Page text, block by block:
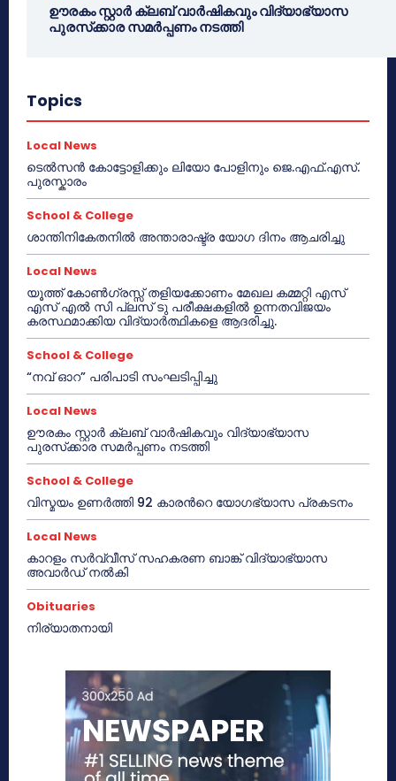
ഊരകം സ്റ്റാർ ക്ലബ് വാർഷികവും വിദ്യാഭ്യാസ
പുരസ്‌ക്കാര സമർപ്പണം നടത്തി
Topics
Local News
ടെൽസൻ കോട്ടോളിക്കും ലിയോ പോളിനും ജെ.എഫ്.എസ്.
പുരസ്കാരം
School & College
ശാന്തിനികേതനിൽ അന്താരാഷ്ട്ര യോഗ ദിനം ആചരിച്ചു
Local News
യൂത്ത് കോൺഗ്രസ്സ് തളിയക്കോണം മേഖല കമ്മറ്റി എസ്
എസ് എൽ സി പ്ലസ് ടു പരീക്ഷകളിൽ ഉന്നതവിജയം
കരസ്ഥമാക്കിയ വിദ്യാർത്ഥികളെ ആദരിച്ചു.
School & College
“നവ് ഓറ” പരിപാടി സംഘടിപ്പിച്ചു
Local News
ഊരകം സ്റ്റാർ ക്ലബ് വാർഷികവും വിദ്യാഭ്യാസ
പുരസ്‌ക്കാര സമർപ്പണം നടത്തി
School & College
വിസ്മയം ഉണർത്തി 92 കാരൻറെ യോഗഭ്യാസ പ്രകടനം
Local News
കാറളം സർവ്വീസ് സഹകരണ ബാങ്ക് വിദ്യാഭ്യാസ
അവാർഡ് നൽകി
Obituaries
നിര്യാതനായി